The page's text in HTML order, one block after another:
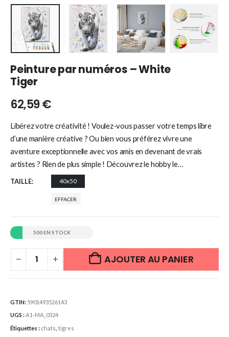
Peinture par numéros – White
Tiger
62,59€
Libérez votre créativité ! Voulez-vous passer votre temps libre
d’une manière créative ? Ou bien vous préférez vivre une
aventure exceptionnelle avec vos amis en devenant de vrais
artistes ? Rien de plus simple ! Découvrez le hobby le…
TAILLE 40x50
EFFACER
500 EN STOCK
AJOUTER AU PANIER
GTIN: 5901493526143
UGS :A1-MA_0324
Étiquettes : chats tigres